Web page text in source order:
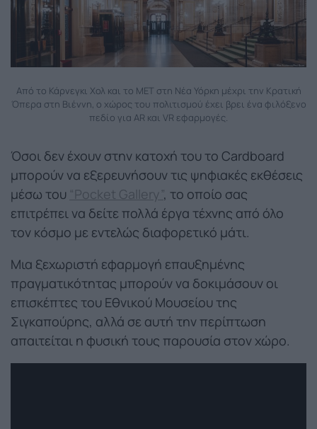
Από τo Κάρνεγκι Χολ και το MET στη Νέα Υόρκη μέχρι την Κρατική
Όπερα στη Βιέννη, ο χώρος του πολιτισμού έχει βρει ένα φιλόξενο
πεδίο για AR και VR εφαρμογές.
Όσοι δεν έχουν στην κατοχή του το Cardboard
μπορούν να εξερευνήσουν τις ψηφιακές εκθέσεις
μέσω του “Pocket Gallery”, το οποίο σας
επιτρέπει να δείτε πολλά έργα τέχνης από όλο
τον κόσμο με εντελώς διαφορετικό μάτι.
Μια ξεχωριστή εφαρμογή επαυξημένης
πραγματικότητας μπορούν να δοκιμάσουν οι
επισκέπτες του Εθνικού Μουσείου της
Σιγκαπούρης, αλλά σε αυτή την περίπτωση
απαιτείται η φυσική τους παρουσία στον χώρο.